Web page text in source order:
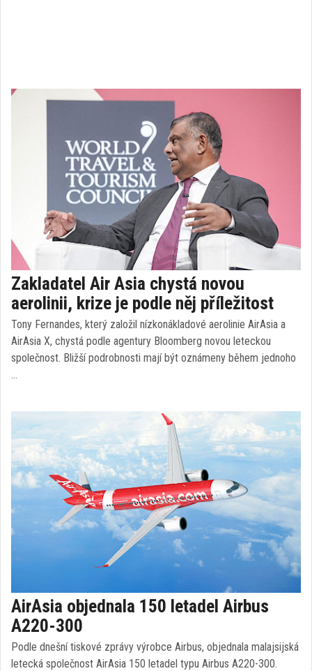
Zakladatel Air Asia chystá novou
aerolinii, krize je podle něj příležitost
Tony Fernandes, který založil nízkonákladové aerolinie AirAsia a
AirAsia X, chystá podle agentury Bloomberg novou leteckou
společnost. Bližší podrobnosti mají být oznámeny během jednoho
…
AirAsia objednala 150 letadel Airbus
A220-300
Podle dnešní tiskové zprávy výrobce Airbus, objednala malajsijská
letecká společnost AirAsia 150 letadel typu Airbus A220-300.